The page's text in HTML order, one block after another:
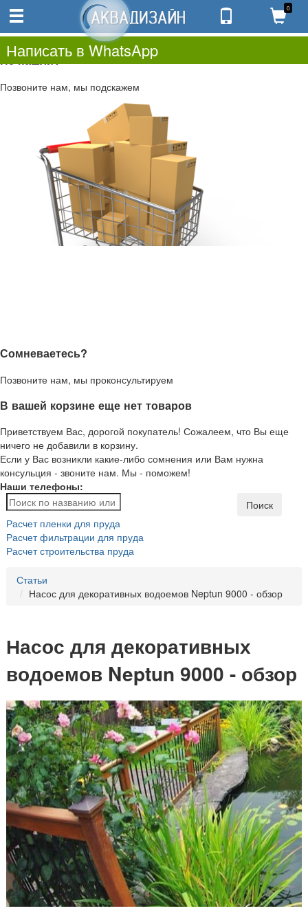
0.00
0
Не нашли?
Позвоните нам, мы подскажем
Сомневаетесь?
Позвоните нам, мы проконсультируем
В вашей корзине еще нет товаров
Приветствуем Вас, дорогой покупатель! Сожалеем, что Вы еще
ничего не добавили в корзину.
Если у Вас возникли какие-либо сомнения или Вам нужна
консульция - звоните нам. Мы - поможем!
Наши телефоны:
0
Написать в WhatsApp
Поиск
Расчет пленки для пруда
Расчет фильтрации для пруда
Расчет строительства пруда
Статьи
Насос для декоративных водоемов Neptun 9000 - обзор
Насос для декоративных
водоемов Neptun 9000 - обзор